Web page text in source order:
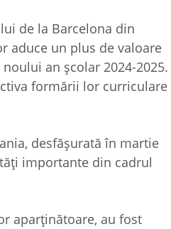
de la Barcelona din
aduce un plus de valoare
an școlar 2024-2025.
formării lor curriculare
desfășurată în martie
importante din cadrul
aparținătoare, au fost